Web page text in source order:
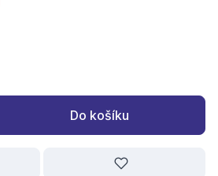
BETA 3 (3 kW)
Comfort BETA 4 (3,9 kW)
Do košíku